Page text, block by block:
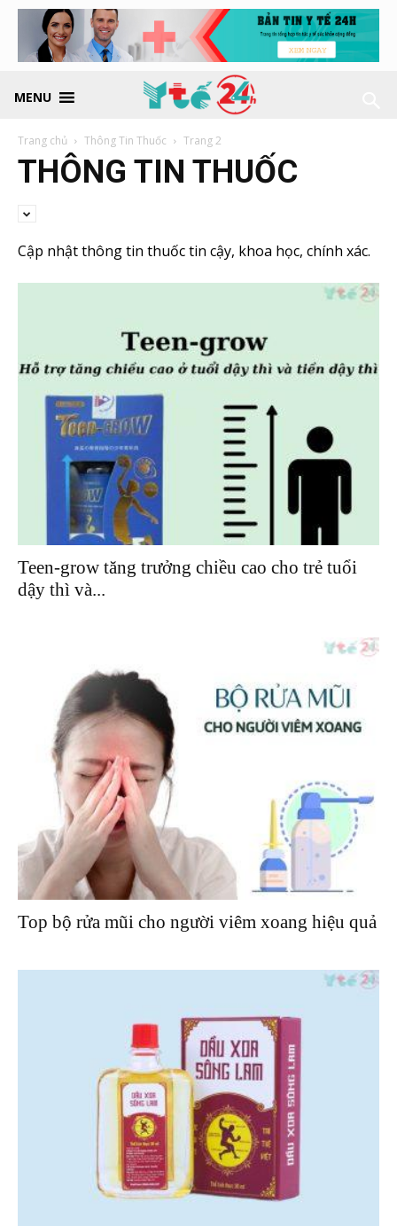
MENU
Trang chủ Thông Tin Thuốc Trang 2
THÔNG TIN THUỐC
Cập nhật thông tin thuốc tin cậy, khoa học, chính xác.
Teen-grow tăng trưởng chiều cao cho trẻ tuổi
dậy thì và...
Top bộ rửa mũi cho người viêm xoang hiệu quả